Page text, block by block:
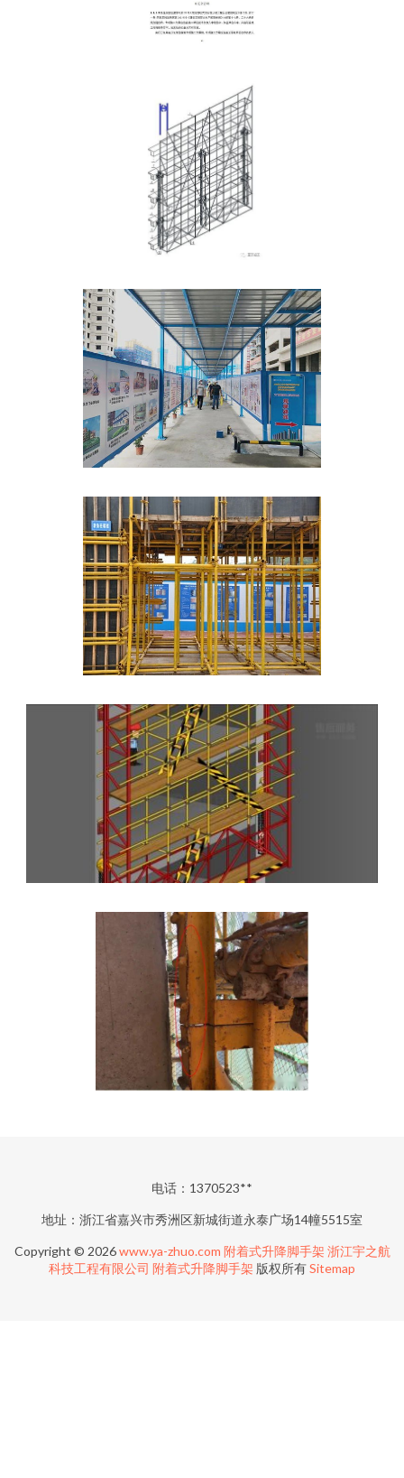
电话：1370523**
地址：浙江省嘉兴市秀洲区新城街道永泰广场14幢5515室
Copyright © 2026www.ya-zhuo.com 附着式升降脚手架 浙江宇之航
科技工程有限公司 附着式升降脚手架 版权所有Sitemap